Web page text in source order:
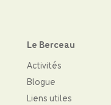
Le Berceau
Activités
Blogue
Liens utiles